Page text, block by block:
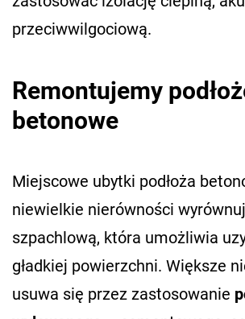
przeciwwilgociową.
Remontujemy
betonowe
Miejscowe ubytki podłoża
niewielkie nierówności
szpachlową, która umożliwia
gładkiej powierzchni. Większe
usuwa się przez zastosowanie